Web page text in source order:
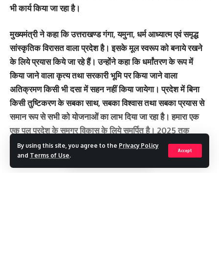
By using this site, you agree to the Privacy Policy
and Terms of Use.
Accept
भी कार्य किया जा रहा है।
मुख्यमंत्री ने कहा कि उत्तराखण्ड गंगा, यमुना, धर्म आध्यात्म एवं समृद्ध
सांस्कृतिक विरासत वाला प्रदेश है। इसके मूल स्वरूप को बनाये रखने
के लिये प्रयास किये जा रहे हैं। उन्होंने कहा कि धर्मांतरण के रूप में
किया जाने वाला कृत्य तथा सरकारी भूमि पर किया जाने वाला
अतिक्रमण किसी भी दसा में सहन नहीं किया जायेगा। प्रदेश में बिना
किसी तुष्टिकरण के सबका साथ, सबका विश्वास तथा सबका प्रयास से
समान रूप से सभी को योजनाओं का लाभ दिया जा रहा है। हमारा एक
एक पल प्रदेश के समग्र विकास के लिये समर्पित है। 2025 तक
उत्तराखण्ड देश के अग्रणी राज्यों में सामिल हो इस दिशा में हमारे प्रयास
जारी है।